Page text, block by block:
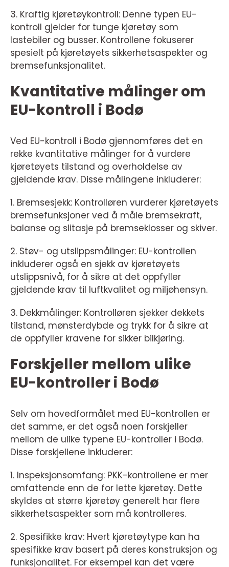
3. Kraftig kjøretøykontroll: Denne typen EU-
kontroll gjelder for tunge kjøretøy som
lastebiler og busser. Kontrollene fokuserer
spesielt på kjøretøyets sikkerhetsaspekter og
bremsefunksjonalitet.
Kvantitative målinger om
EU-kontroll i Bodø
Ved EU-kontroll i Bodø gjennomføres det en
rekke kvantitative målinger for å vurdere
kjøretøyets tilstand og overholdelse av
gjeldende krav. Disse målingene inkluderer:
1. Bremsesjekk: Kontrolløren vurderer kjøretøyets
bremsefunksjoner ved å måle bremsekraft,
balanse og slitasje på bremseklosser og skiver.
2. Støv- og utslippsmålinger: EU-kontrollen
inkluderer også en sjekk av kjøretøyets
utslippsnivå, for å sikre at det oppfyller
gjeldende krav til luftkvalitet og miljøhensyn.
3. Dekkmålinger: Kontrolløren sjekker dekkets
tilstand, mønsterdybde og trykk for å sikre at
de oppfyller kravene for sikker bilkjøring.
Forskjeller mellom ulike
EU-kontroller i Bodø
Selv om hovedformålet med EU-kontrollen er
det samme, er det også noen forskjeller
mellom de ulike typene EU-kontroller i Bodø.
Disse forskjellene inkluderer:
1. Inspeksjonsomfang: PKK-kontrollene er mer
omfattende enn de for lette kjøretøy. Dette
skyldes at større kjøretøy generelt har flere
sikkerhetsaspekter som må kontrolleres.
2. Spesifikke krav: Hvert kjøretøytype kan ha
spesifikke krav basert på deres konstruksjon og
funksjonalitet. For eksempel kan det være